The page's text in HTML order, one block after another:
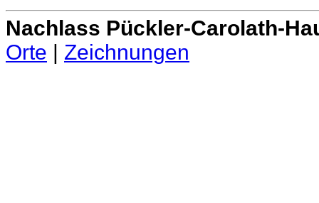
Nachlass Pückler-Carolath-
Orte
Zeichnungen